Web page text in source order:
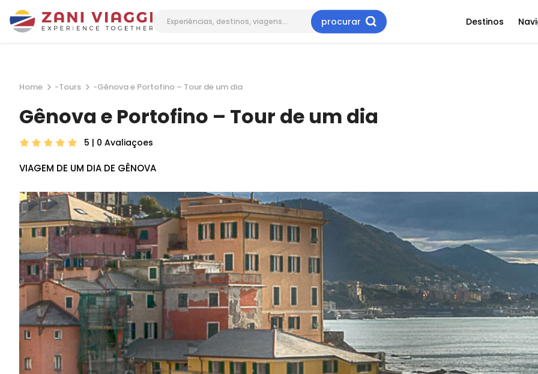
procurar Destinos
Home -Tours -Gênova e Portofino – Tour de um dia
Gênova e Portofino – Tour de um dia
5 | 0 Avaliaçoes
VIAGEM DE UM DIA DE GÊNOVA